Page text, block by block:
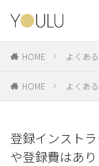
HOME よくあ
HOME よくあ
登録インスト
や登録費はあ